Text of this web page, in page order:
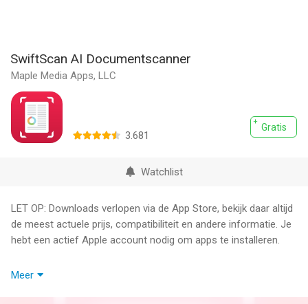
SwiftScan AI Documentscanner
Maple Media Apps, LLC
Gratis
3.681
Watchlist
LET OP: Downloads verlopen via de App Store, bekijk daar altijd
de meest actuele prijs, compatibiliteit en andere informatie. Je
hebt een actief Apple account nodig om apps te installeren.
SwiftScan AI is de beste mobiele scanner-app voor
Meer